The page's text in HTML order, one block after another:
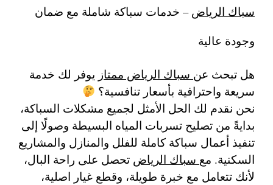
سباك الرياض – خدمات سباكة شاملة مع ضمان
وجودة عالية
هل تبحث عن سباك الرياض ممتاز يوفر لك خدمة
سريعة واحترافية بأسعار تنافسية؟
نحن نقدم لك الحل الأمثل لجميع مشكلات السباكة،
بدايةً من تصليح تسربات المياه البسيطة وصولًا إلى
تنفيذ أعمال سباكة كاملة للفلل والمنازل والمشاريع
السكنية. مع سباك الرياض تحصل على راحة البال،
لأنك تتعامل مع خبرة طويلة، وقطع غيار اصلية،